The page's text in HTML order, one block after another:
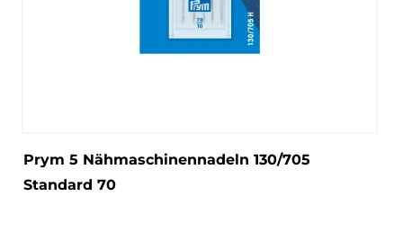
Prym 5 Nähmaschinennadeln 130/705
Standard 70